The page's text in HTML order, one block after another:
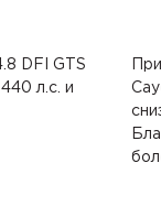
DFI GTS
л.с. и